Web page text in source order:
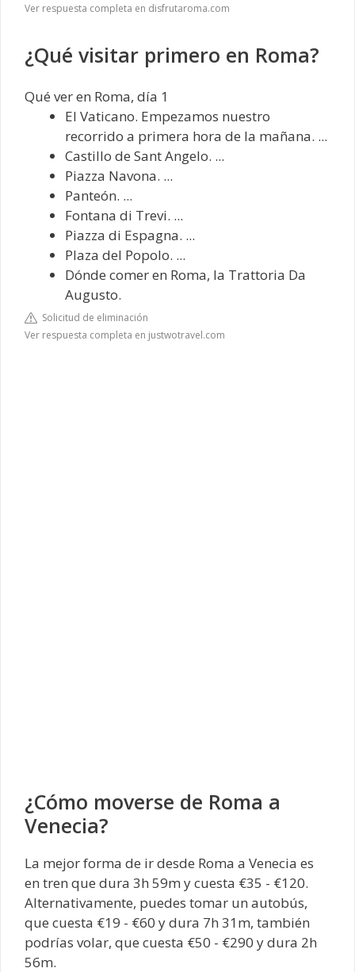
Ver respuesta completa en disfrutaroma.com
¿Qué visitar primero en Roma?
Qué ver en Roma, día 1
El Vaticano. Empezamos nuestro
recorrido a primera hora de la mañana. ...
Castillo de Sant Angelo. ...
Piazza Navona. ...
Panteón. ...
Fontana di Trevi. ...
Piazza di Espagna. ...
Plaza del Popolo. ...
Dónde comer en Roma, la Trattoria Da
Augusto.
Solicitud de eliminación
Ver respuesta completa en justwotravel.com
¿Cómo moverse de Roma a
Venecia?
La mejor forma de ir desde Roma a Venecia es
en tren que dura 3h 59m y cuesta €35 - €120.
Alternativamente, puedes tomar un autobús,
que cuesta €19 - €60 y dura 7h 31m, también
podrías volar, que cuesta €50 - €290 y dura 2h
56m.